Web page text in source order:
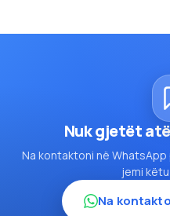
Nuk gjetët
Na kontaktoni në
jemi
Na